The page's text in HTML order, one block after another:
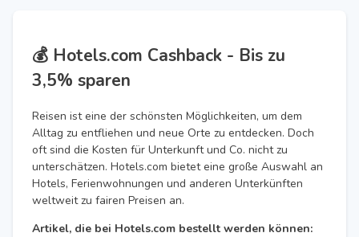
💰 Hotels.com Cashback - Bis zu
3,5% sparen
Reisen ist eine der schönsten Möglichkeiten, um dem
Alltag zu entfliehen und neue Orte zu entdecken. Doch
oft sind die Kosten für Unterkunft und Co. nicht zu
unterschätzen. Hotels.com bietet eine große Auswahl an
Hotels, Ferienwohnungen und anderen Unterkünften
weltweit zu fairen Preisen an.
Artikel, die bei Hotels.com bestellt werden können: